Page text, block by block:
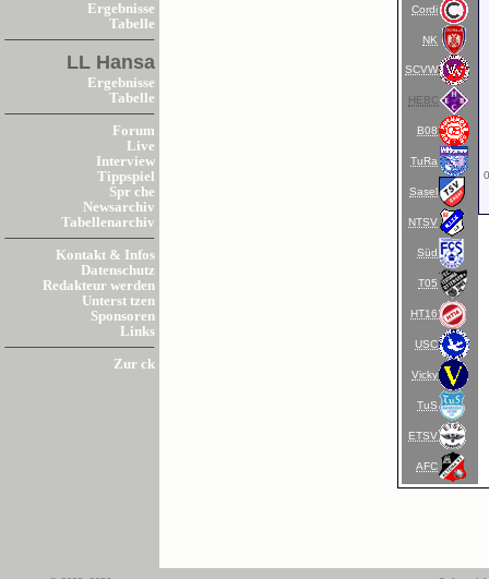
Ergebnisse
Tabelle
LL Hansa
Ergebnisse
Tabelle
Forum
Live
Interview
Tippspiel
Spr che
Newsarchiv
Tabellenarchiv
Kontakt & Infos
Datenschutz
Redakteur werden
Unterst tzen
Sponsoren
Links
Zur ck
Cordi
NK
SCVW
HEBC
B08
TuRa
Sasel
NTSV
Süd
T05
HT16
USC
Vicky
TuS
ETSV
AFC